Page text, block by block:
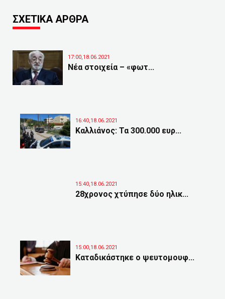
ΣΧΕΤΙΚΑ ΑΡΘΡΑ
17:00,18.06.2021
Νέα στοιχεία – «φωτ...
16:40,18.06.2021
Καλλιάνος: Τα 300.000 ευρ...
15:40,18.06.2021
28χρονος χτύπησε δύο ηλικ...
15:00,18.06.2021
Καταδικάστηκε ο ψευτομουφ...